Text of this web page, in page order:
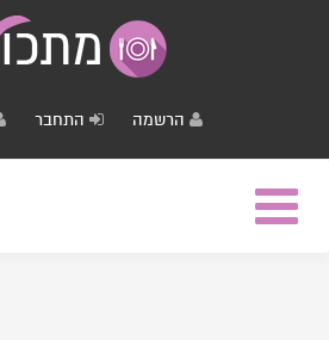
הרשמה התחבר
Toggle
navigation